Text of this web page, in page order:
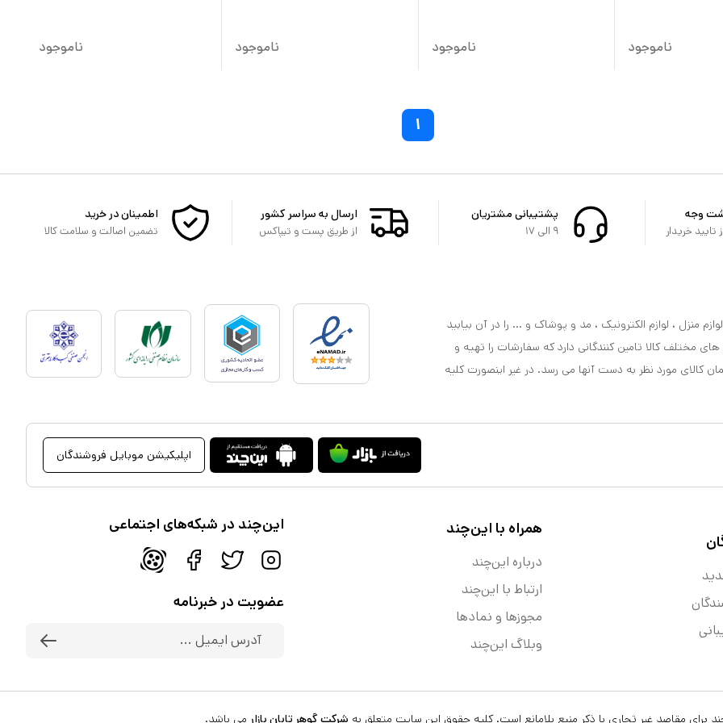
ناموجود ناموجود ناموجود ناموجود
۱
وجه
خریدار
پشتیبانی مشتریان
۹ الی ۱۷
ارسال به سراسر کشور
از طریق پست و تیپاکس
اطمینان در خرید
تضمین اصالت و سلامت کالا
منزل ، لوازم الکترونیک ، مد و پوشاک و ... را در آن بیابید
مختلف کالا تامین کنندگانی دارد که سفارشات را تهیه و
کالای مورد نظر به دست آنها می رسد. در غیر اینصورت کلیه
اپلیکیشن موبایل فروشندگان
همراه با این‌چند
درباره این‌چند
ارتباط با این‌چند
مجوزها و نماد‌ها
وبلاگ این‌چند
این‌چند در شبکه‌های اجتماعی
عضویت در خبرنامه
برای مقاصد غیر تجاری با ذکر منبع بلامانع است. کلیه حقوق این سایت متعلق به شرکت گوهر تابان بازار می باشد.